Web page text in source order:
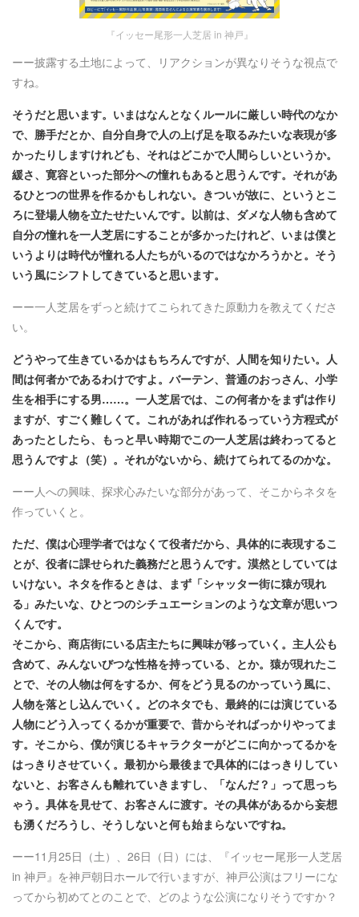
『イッセー尾形一人芝居 in 神戸』
ーー披露する土地によって、リアクションが異なりそうな視点で
すね。
そうだと思います。いまはなんとなくルールに厳しい時代のなか
で、勝手だとか、自分自身で人の上げ足を取るみたいな表現が多
かったりしますけれども、それはどこかで人間らしいというか。
緩さ、寛容といった部分への憧れもあると思うんです。それがあ
るひとつの世界を作るかもしれない。きついが故に、というとこ
ろに登場人物を立たせたいんです。以前は、ダメな人物も含めて
自分の憧れを一人芝居にすることが多かったけれど、いまは僕と
いうよりは時代が憧れる人たちがいるのではなかろうかと。そう
いう風にシフトしてきていると思います。
ーー一人芝居をずっと続けてこられてきた原動力を教えてくださ
い。
どうやって生きているかはもちろんですが、人間を知りたい。人
間は何者かであるわけですよ。バーテン、普通のおっさん、小学
生を相手にする男……。一人芝居では、この何者かをまずは作り
ますが、すごく難しくて。これがあれば作れるっていう方程式が
あったとしたら、もっと早い時期でこの一人芝居は終わってると
思うんですよ（笑）。それがないから、続けてられてるのかな。
ーー人への興味、探求心みたいな部分があって、そこからネタを
作っていくと。
ただ、僕は心理学者ではなくて役者だから、具体的に表現するこ
とが、役者に課せられた義務だと思うんです。漠然としていては
いけない。ネタを作るときは、まず「シャッター街に猿が現れ
る」みたいな、ひとつのシチュエーションのような文章が思いつ
くんです。
そこから、商店街にいる店主たちに興味が移っていく。主人公も
含めて、みんないびつな性格を持っている、とか。猿が現れたこ
とで、その人物は何をするか、何をどう見るのかっていう風に、
人物を落とし込んでいく。どのネタでも、最終的には演じている
人物にどう入ってくるかが重要で、昔からそればっかりやってま
す。そこから、僕が演じるキャラクターがどこに向かってるかを
はっきりさせていく。最初から最後まで具体的にはっきりしてい
ないと、お客さんも離れていきますし、「なんだ？」って思っち
ゃう。具体を見せて、お客さんに渡す。その具体があるから妄想
も湧くだろうし、そうしないと何も始まらないですね。
ーー11月25日（土）、26日（日）には、『イッセー尾形一人芝居
in 神戸』を神戸朝日ホールで行いますが、神戸公演はフリーにな
ってから初めてとのことで、どのような公演になりそうですか？